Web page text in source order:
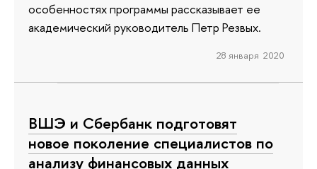
особенностях программы рассказывает ее
академический руководитель Петр Резвых.
28 января 2020
ВШЭ и Сбербанк подготовят
новое поколение специалистов по
анализу финансовых данных